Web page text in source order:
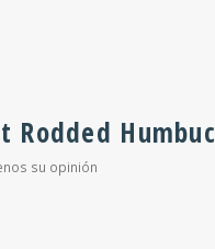
Rodded
su opinión